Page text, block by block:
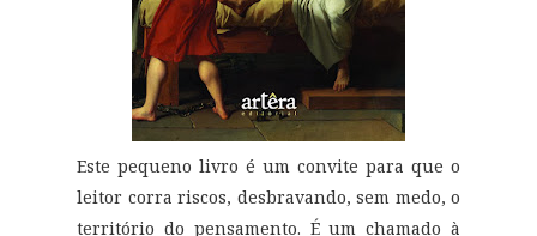
Este pequeno livro é um convite para que o
leitor corra riscos, desbravando, sem medo, o
território do pensamento. É um chamado à